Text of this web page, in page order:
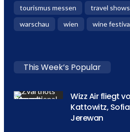
tourismus messen
travel shows
warschau
wien wine
This Week’s Popular
Wizz Air fliegt
Kattowitz,
Jerewan